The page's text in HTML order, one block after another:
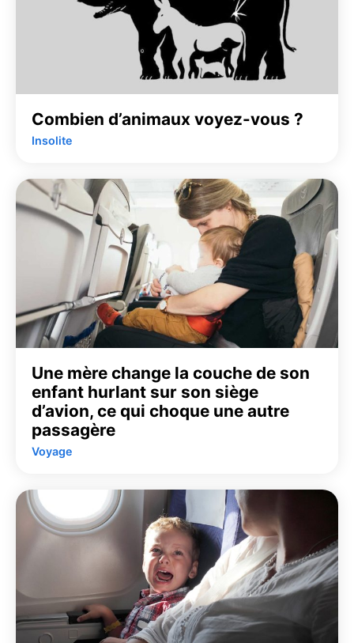
Combien d’animaux voyez-vous ?
Insolite
Une mère change la couche de son
enfant hurlant sur son siège
d’avion, ce qui choque une autre
passagère
Voyage